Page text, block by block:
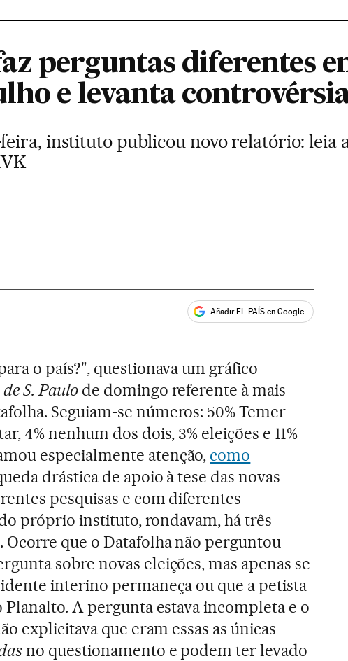
perguntas diferentes
e levanta
instituto publicou novo relatório: leia
Sociales Añadir EL PAÍS en Google
o país?", questionava um gráfico
S. Paulode domingo referente à mais
Seguiam-se números: 50% Temer
4% nenhum dos dois, 3% eleições e 11%
especialmente atenção, como
drástica de apoio à tese das novas
pesquisas e com diferentes
próprio instituto, rondavam, há três
Ocorre que o Datafolha não perguntou
sobre novas eleições, mas apenas se
interino permaneça ou que a petista
A pergunta estava incompleta e o
explicitava que eram essas as únicas
no questionamento e podem ter levado